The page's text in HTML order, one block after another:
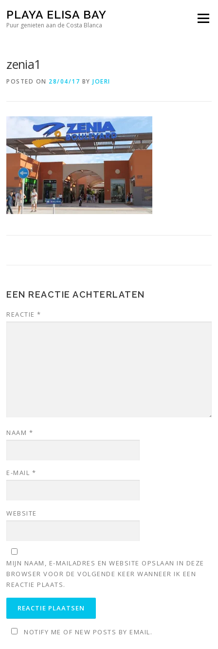
content
PLAYA ELISA BAY
Puur genieten aan de Costa Blanca
Menu
zenia1
POSTED ON 28/04/17 BYJOERI
EEN REACTIE ACHTERLATEN
REACTIE*
NAAM *
E-MAIL *
WEBSITE
MIJN NAAM, E-MAILADRES EN WEBSITE OPSLAAN IN DEZE
BROWSER VOOR DE VOLGENDE KEER WANNEER IK EEN
REACTIE PLAATS.
NOTIFY ME OF NEW POSTS BY EMAIL.